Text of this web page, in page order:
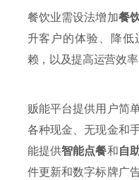
餐饮业需设法增加餐
升客户的体验、降
赖，以及提高运营效率
贩能平台提供用户简
各种现金、无现金和
能提供智能点餐和自
件更新和数字标牌广